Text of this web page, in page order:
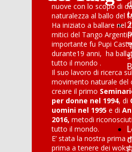
nuove con lo scopo di
naturalezza al ballo del
Ha iniziato a ballare nel
mitici del Tango
importante fu Pupi
durante19 anni, ha
tutto il mondo .
Il suo lavoro di ricerca
movimento naturale del
creare il primo
per donne nel 1994, di
uomini nel 1995 e di
2016, metodi
tutto il mondo.
E’ stata la nostra prima
prima a tenere dei